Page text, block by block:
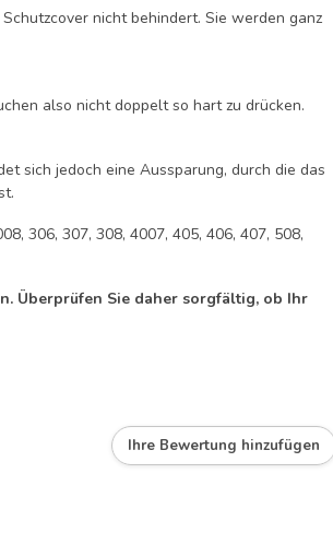
nicht behindert. Sie werden ganz
also nicht doppelt so hart zu drücken.
sich jedoch eine Aussparung, durch die das
306, 307, 308, 4007, 405, 406, 407, 508,
Überprüfen Sie daher sorgfältig, ob Ihr
Ihre Bewertung hinzufügen